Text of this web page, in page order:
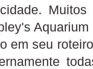
em seu